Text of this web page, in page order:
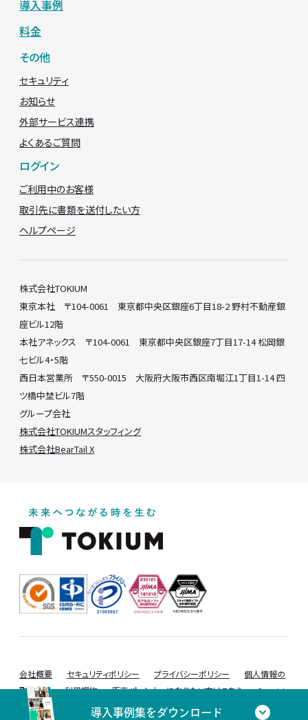
導入事例集をダウンロード
導入事例
料金
その他
セキュリティ
お知らせ
外部サービス連携
よくあるご質問
ログイン
ご利用中のお客様
取引先に書類を送付したい方
ヘルプページ
株式会社TOKIUM
東京本社 〒104-0061 東京都中央区銀座6丁目18-2 野村不動産銀
座ビル12階
本社アネックス 〒104-0061 東京都中央区銀座7丁目17-14 松岡銀
七ビル4・5階
西日本営業所 〒550-0015 大阪府大阪市西区南堀江1丁目1-14 四
ツ橋中埜ビル7階
グループ会社
株式会社TOKIUMスタッフィング
株式会社BearTail X
会社概要 セキュリティポリシー プライバシーポリシー
個人情報の
取り扱い
利用規約 販売パートナーになりたい方はこちら
Copyrigh
t TOKIUM Inc. All rights reserved